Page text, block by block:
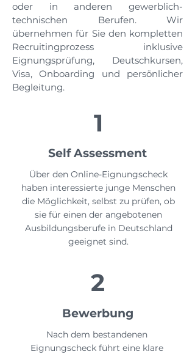
oder in anderen gewerblich-
technischen Berufen. Wir
übernehmen für Sie den kompletten
Recruitingprozess inklusive
Eignungsprüfung, Deutschkursen,
Visa, Onboarding und persönlicher
Begleitung.
1
Self Assessment
Über den Online-Eignungscheck
haben interessierte junge Menschen
die Möglichkeit, selbst zu prüfen, ob
sie für einen der angebotenen
Ausbildungsberufe in Deutschland
geeignet sind.
2
Bewerbung
Nach dem bestandenen
Eignungscheck führt eine klare